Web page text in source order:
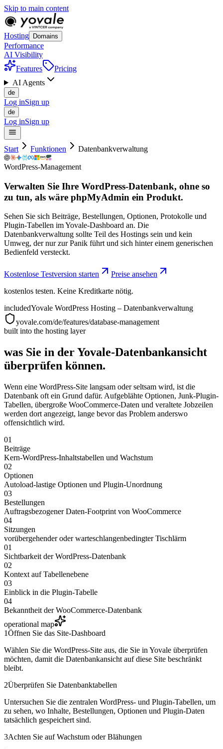
Skip to main content
Hosting Domains
Performance
AI Visibility
Features
Pricing
AI Agents
de
Log inSign up
de
Log inSign up
Start Funktionen Datenbankverwaltung
WordPress-Management
Verwalten Sie Ihre WordPress-Datenbank, ohne so
zu tun, als wäre phpMyAdmin ein Produkt.
Sehen Sie sich Beiträge, Bestellungen, Optionen, Protokolle und
Plugin-Tabellen im Yovale-Dashboard an. Die
Datenbankverwaltung sollte Teil des Hostings sein und kein
Umweg, der nur zur Panik führt und sich hinter einem generischen
Bedienfeld versteckt.
Kostenlose Testversion starten
Preise ansehen
kostenlos testen. Keine Kreditkarte nötig.
includedYovale WordPress Hosting – Datenbankverwaltung
yovale.com/de/features/database-management
built into the hosting layer
was Sie in der Yovale-Datenbankansicht
überprüfen können.
Wenn eine WordPress-Site langsam oder seltsam wird, ist die
Datenbank oft ein Grund dafür. Aufgeblähte Optionen, Junk-Plugin-
Tabellen, übergroße WooCommerce-Daten und veraltete Jobzeilen
werden dort angezeigt, lange bevor das Problem anderswo
offensichtlich wird.
01
Beiträge
Kern-WordPress-Inhaltstabellen und Wachstum
02
Optionen
Autoload-lastige Optionen und Plugin-Unordnung
03
Bestellungen
Auftragsbezogener Daten-Footprint von WooCommerce
04
Sitzungen
vorübergehender oder warteschlangenbedingter Tischlärm
01
Sichtbarkeit der WordPress-Datenbank
02
Kontext auf Tabellenebene
03
Einblick in die Plugin-Tabelle
04
Bekanntheit der WooCommerce-Datenbank
operational map
1Öffnen Sie das Site-Dashboard
Wählen Sie die WordPress-Site aus, die Sie in Yovale überprüfen
möchten, damit die Datenbankansicht auf diese Site beschränkt
bleibt.
2Überprüfen Sie Datenbanktabellen
Untersuchen Sie die zentralen WordPress- und Plugin-Tabellen, um
zu sehen, wo Inhalte, Bestellungen, Optionen und Plugin-Daten
tatsächlich gespeichert sind.
3Achten Sie auf Wachstum oder Blähungen